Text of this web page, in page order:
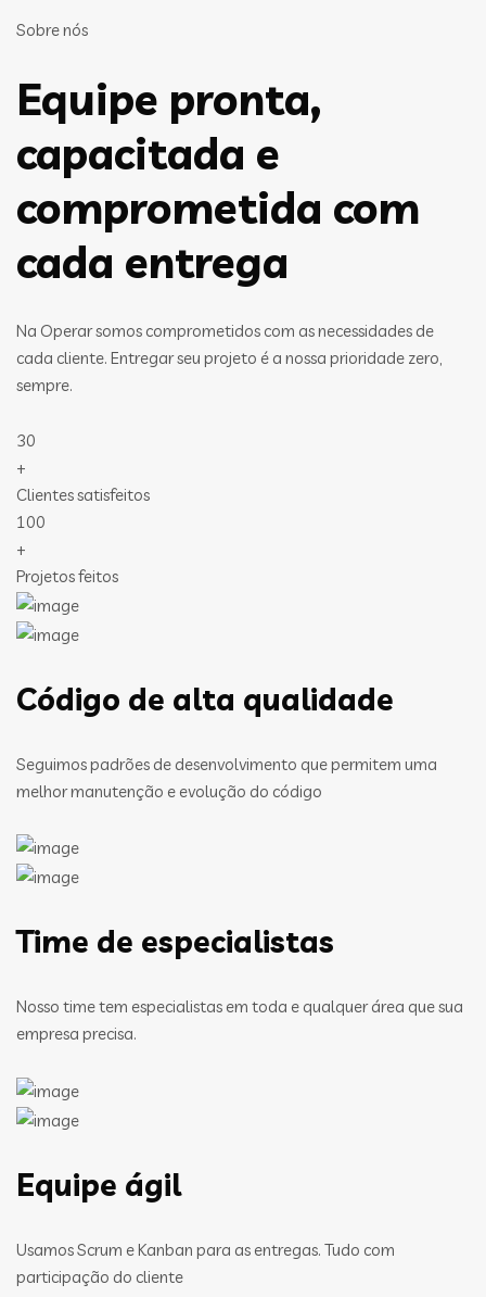
Sobre nós
Equipe pronta,
capacitada e
comprometida com
cada entrega
Na Operar somos comprometidos com as necessidades de
cada cliente. Entregar seu projeto é a nossa prioridade zero,
sempre.
30
+
Clientes satisfeitos
100
+
Projetos feitos
Código de alta qualidade
Seguimos padrões de desenvolvimento que permitem uma
melhor manutenção e evolução do código
Time de especialistas
Nosso time tem especialistas em toda e qualquer área que sua
empresa precisa.
Equipe ágil
Usamos Scrum e Kanban para as entregas. Tudo com
participação do cliente